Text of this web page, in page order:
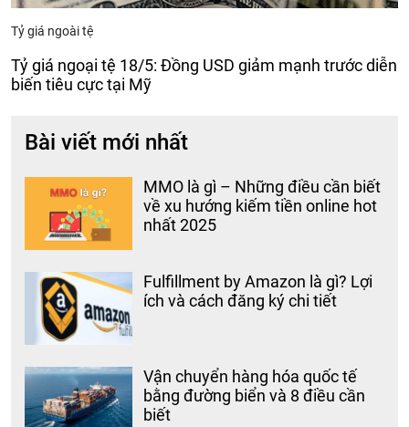
Tỷ giá ngoài tệ
Tỷ giá ngoại tệ 18/5: Đồng USD giảm mạnh trước diễn
biến tiêu cực tại Mỹ
Bài viết mới nhất
MMO là gì – Những điều cần biết
về xu hướng kiếm tiền online hot
nhất 2025
Fulfillment by Amazon là gì? Lợi
ích và cách đăng ký chi tiết
Vận chuyển hàng hóa quốc tế
bằng đường biển và 8 điều cần
biết